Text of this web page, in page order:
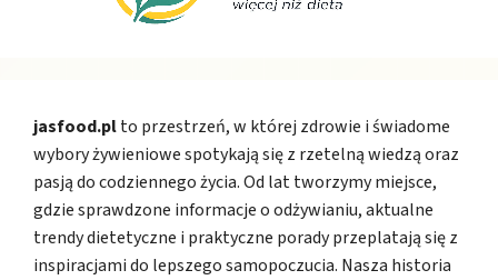
jasfood.plto przestrzeń, w której zdrowie i świadome
wybory żywieniowe spotykają się z rzetelną wiedzą oraz
pasją do codziennego życia. Od lat tworzymy miejsce,
gdzie sprawdzone informacje o odżywianiu, aktualne
trendy dietetyczne i praktyczne porady przeplatają się z
inspiracjami do lepszego samopoczucia. Nasza historia